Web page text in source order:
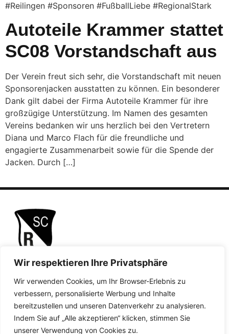
Wir respektieren Ihre Privatsphäre
Wir verwenden Cookies, um Ihr Browser-Erlebnis zu
verbessern, personalisierte Werbung und Inhalte
bereitzustellen und unseren Datenverkehr zu analysieren.
Indem Sie auf „Alle akzeptieren“ klicken, stimmen Sie
unserer Verwendung von Cookies zu.
#Reilingen #Sponsoren #FußballLiebe #RegionalStark
Autoteile Krammer stattet
SC08 Vorstandschaft aus
Der Verein freut sich sehr, die Vorstandschaft mit neuen
Sponsorenjacken ausstatten zu können. Ein besonderer
Dank gilt dabei der Firma Autoteile Krammer für ihre
großzügige Unterstützung. Im Namen des gesamten
Vereins bedanken wir uns herzlich bei den Vertretern
Diana und Marco Flach für die freundliche und
engagierte Zusammenarbeit sowie für die Spende der
Jacken. Durch […]
Quicklinks
Barrierefreiheitserklärung